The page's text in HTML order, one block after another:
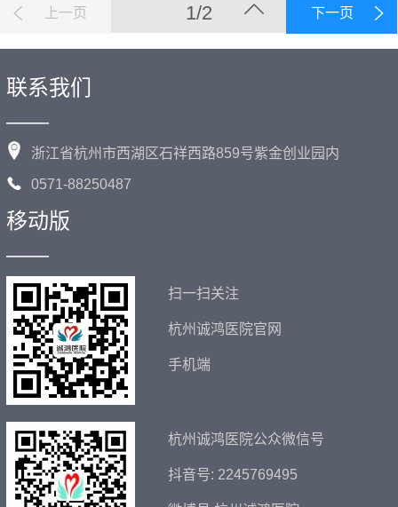
上一页 1/2 下一页
联系我们
——
浙江省杭州市西湖区石祥西路859号紫金创业园内
0571-88250487
移动版
——
扫一扫关注
杭州诚鸿医院官网
手机端
杭州诚鸿医院公众微信号
抖音号: 2245769495